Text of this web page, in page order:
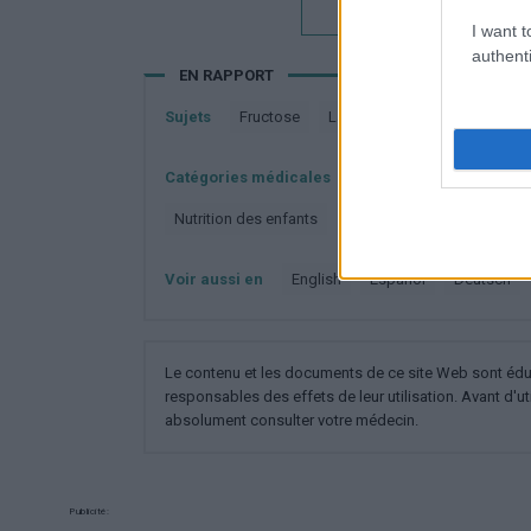
I want
EN RAPPORT
Sujets Fructose
Catégories médicales
Nutrition des enfants
Voir aussi en english español deutsch
Le contenu et les documents de ce site Web sont
responsables des effets de leur utilisation. Avant
absolument consulter votre médecin.
Publicité: